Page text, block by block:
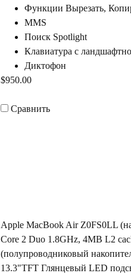
Функции Вырезать,
MMS
Поиск Spotlight
Клавиатура с
Диктофон
$950.00
Сравнить
Apple MacBook Air Z0FS0LL (на
Core 2 Duo 1.8GHz, 4MB L2
(полупроводниковый
13.3"TFT Глянцевый LED